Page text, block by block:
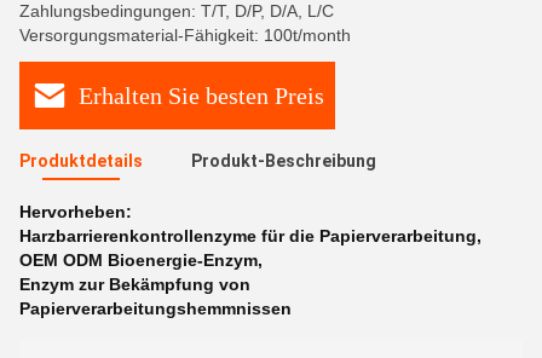
Zahlungsbedingungen: T/T, D/P, D/A, L/C
Versorgungsmaterial-Fähigkeit: 100t/month
Erhalten Sie besten Preis
Produktdetails Produkt-Beschreibung
Hervorheben:
Harzbarrierenkontrollenzyme für die Papierverarbeitung,
OEM ODM Bioenergie-Enzym,
Enzym zur Bekämpfung von
Papierverarbeitungshemmnissen